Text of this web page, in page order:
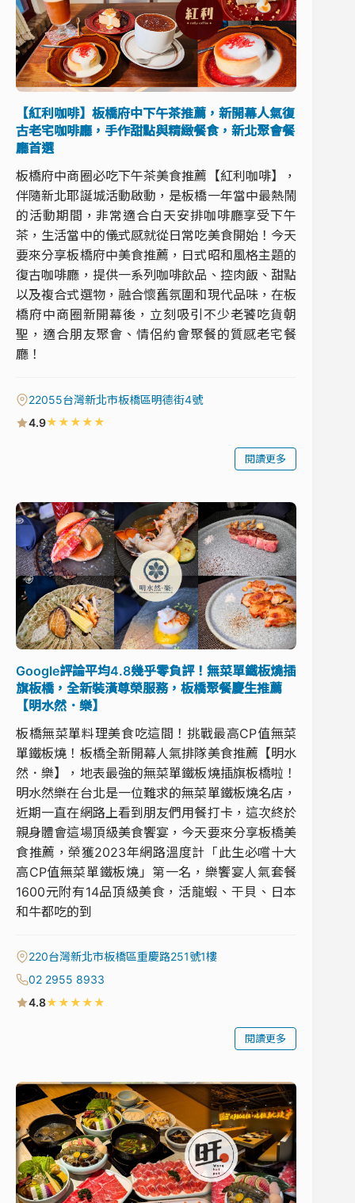
【紅利咖啡】板橋府中下午茶推薦，新開幕人氣復
古老宅咖啡廳，手作甜點與精緻餐食，新北聚會餐
廳首選
板橋府中商圈必吃下午茶美食推薦【紅利咖啡】，
伴隨新北耶誕城活動啟動，是板橋一年當中最熱鬧
的活動期間，非常適合白天安排咖啡廳享受下午
茶，生活當中的儀式感就從日常吃美食開始！今天
要來分享板橋府中美食推薦，日式昭和風格主題的
復古咖啡廳，提供一系列咖啡飲品、控肉飯、甜點
以及複合式選物，融合懷舊氛圍和現代品味，在板
橋府中商圈新開幕後，立刻吸引不少老饕吃貨朝
聖，適合朋友聚會、情侶約會聚餐的質感老宅餐
廳！
22055台灣新北市板橋區明德街4號
4.9★★★★★
閱讀更多
Google評論平均4.8幾乎零負評！無菜單鐵板燒插
旗板橋，全新裝潢尊榮服務，板橋聚餐慶生推薦
【明水然．樂】
板橋無菜單料理美食吃這間！挑戰最高CP值無菜
單鐵板燒！板橋全新開幕人氣排隊美食推薦【明水
然．樂】，地表最強的無菜單鐵板燒插旗板橋啦！
明水然樂在台北是一位難求的無菜單鐵板燒名店，
近期一直在網路上看到朋友們用餐打卡，這次終於
親身體會這場頂級美食饗宴，今天要來分享板橋美
食推薦，榮獲2023年網路溫度計「此生必嚐十大
高CP值無菜單鐵板燒」第一名，樂饗宴人氣套餐
1600元附有14品頂級美食，活龍蝦、干貝、日本
和牛都吃的到
220台灣新北市板橋區重慶路251號1樓
02 2955 8933
4.8★★★★★
閱讀更多